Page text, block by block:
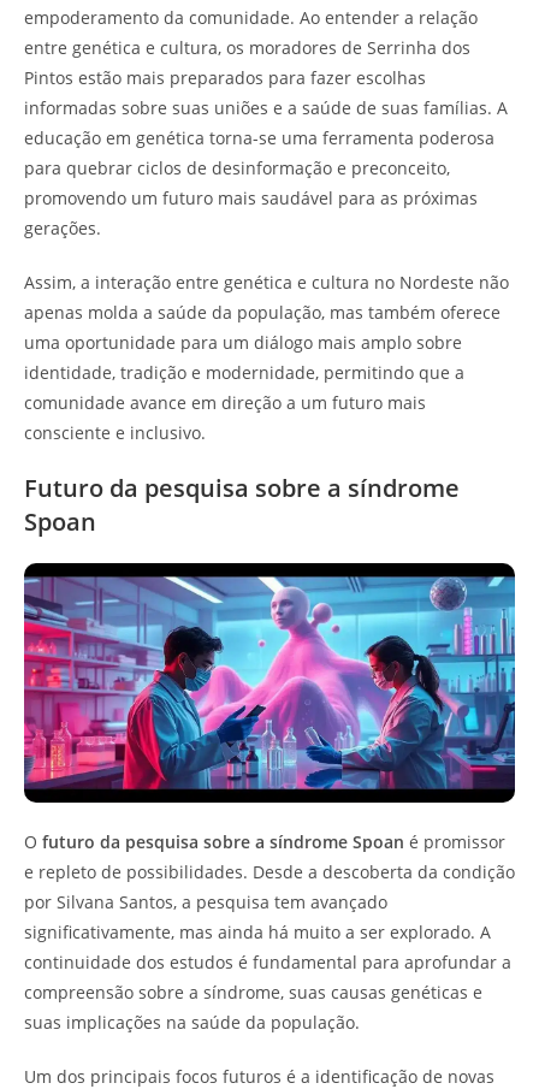
empoderamento da comunidade. Ao entender a relação
entre genética e cultura, os moradores de Serrinha dos
Pintos estão mais preparados para fazer escolhas
informadas sobre suas uniões e a saúde de suas famílias. A
educação em genética torna-se uma ferramenta poderosa
para quebrar ciclos de desinformação e preconceito,
promovendo um futuro mais saudável para as próximas
gerações.
Assim, a interação entre genética e cultura no Nordeste não
apenas molda a saúde da população, mas também oferece
uma oportunidade para um diálogo mais amplo sobre
identidade, tradição e modernidade, permitindo que a
comunidade avance em direção a um futuro mais
consciente e inclusivo.
Futuro da pesquisa sobre a síndrome
Spoan
O futuro da pesquisa sobre a síndrome Spoan é promissor
e repleto de possibilidades. Desde a descoberta da condição
por Silvana Santos, a pesquisa tem avançado
significativamente, mas ainda há muito a ser explorado. A
continuidade dos estudos é fundamental para aprofundar a
compreensão sobre a síndrome, suas causas genéticas e
suas implicações na saúde da população.
Um dos principais focos futuros é a identificação de novas